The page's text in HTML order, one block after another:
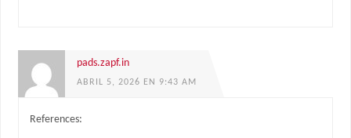
pads.zapf.in
ABRIL 5, 2026 EN 9:43 AM
References: